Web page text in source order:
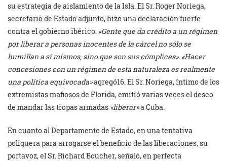
su estrategia de aislamiento de la Isla. El Sr. Roger Noriega,
secretario de Estado adjunto, hizo una declaración fuerte
contra el gobierno ibérico: «Gente que da crédito a un régimen
por liberar a personas inocentes de la cárcel no sólo se
humillan a sí mismos, sino que son sus cómplices». «Hacer
concesiones con un régimen de esta naturaleza es realmente
una política equivocada»agregó16. El Sr. Noriega, íntimo de los
extremistas mafiosos de Florida, emitió varias veces el deseo
de mandar las tropas armadas «liberar»a Cuba.
En cuanto al Departamento de Estado, en una tentativa
poliquera para arrogarse el beneficio de las liberaciones, su
portavoz, el Sr. Richard Boucher, señaló, en perfecta